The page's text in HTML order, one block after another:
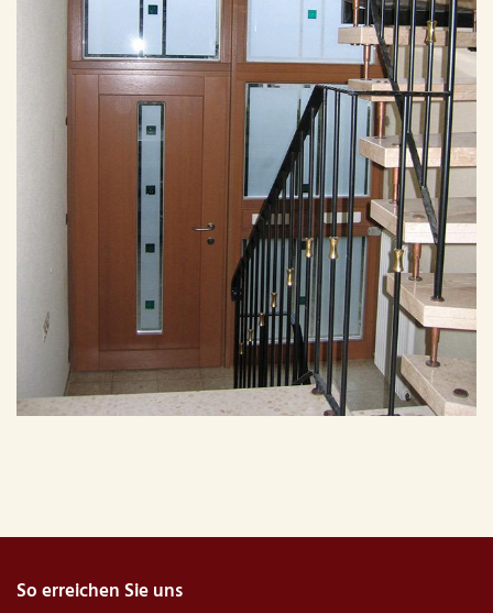
So erreichen Sie uns